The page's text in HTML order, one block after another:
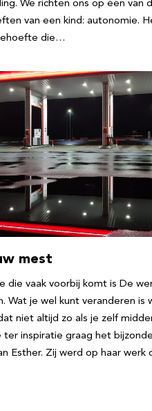
We richten ons op één van
van een kind: autonomie.
die…
mest
die vaak voorbij komt is De
Wat je wel kunt veranderen is
niet altijd zo als je zelf
ter inspiratie graag het
Esther. Zij werd op haar werk